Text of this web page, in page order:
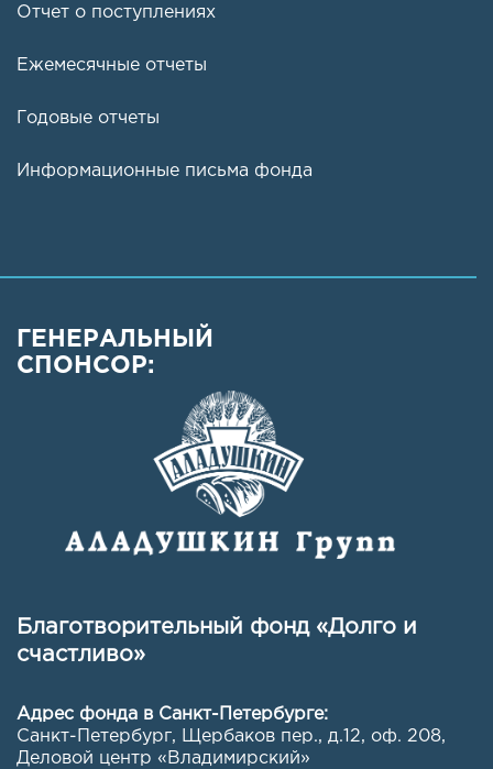
Отчет о поступлениях
Ежемесячные отчеты
Годовые отчеты
Информационные письма фонда
ГЕНЕРАЛЬНЫЙ
СПОНСОР:
Благотворительный фонд «Долго и
счастливо»
Адрес фонда в Санкт-Петербурге:
Санкт-Петербург, Щербаков пер., д.12, оф. 208,
Деловой центр «Владимирский»